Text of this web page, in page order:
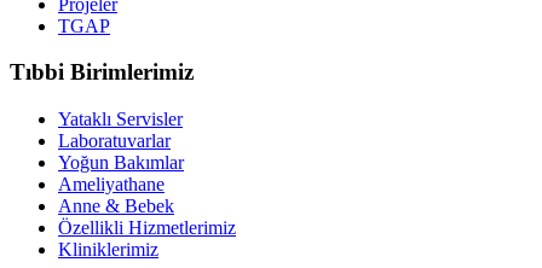
TGAP
Tıbbi Birimlerimiz
Yataklı Servisler
Laboratuvarlar
Yoğun Bakımlar
Ameliyathane
Anne & Bebek
Özellikli Hizmetlerimiz
Kliniklerimiz